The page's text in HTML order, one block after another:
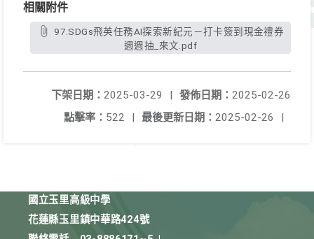
相關附件
週週抽_來文.pdf
發佈日期： 2025-02-26
下架日期： 2025-03-29
|
最後更新日期： 2025-02-26 |
點擊率： 522 |
國立玉里高級中學
花蓮縣玉里鎮中華路424號